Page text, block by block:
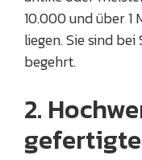
10.000 und über 1
liegen. Sie sind
begehrt.
2.